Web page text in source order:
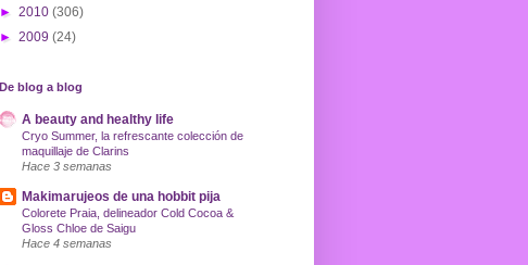
► 2010 (306)
► 2009 (24)
De blog a blog
A beauty and healthy life
Cryo Summer, la refrescante colección de
maquillaje de Clarins
Hace 3 semanas
Makimarujeos de una hobbit pija
Colorete Praia, delineador Cold Cocoa &
Gloss Chloe de Saigu
Hace 4 semanas